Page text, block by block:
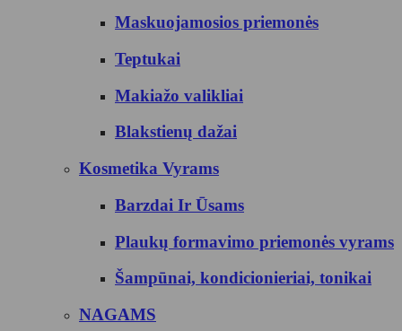
Maskuojamosios priemonės
Teptukai
Makiažo valikliai
Blakstienų dažai
Kosmetika Vyrams
Barzdai Ir Ūsams
Plaukų formavimo priemonės vyrams
Šampūnai, kondicionieriai, tonikai
NAGAMS